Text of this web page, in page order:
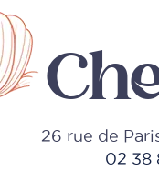
26 rue de
02 38